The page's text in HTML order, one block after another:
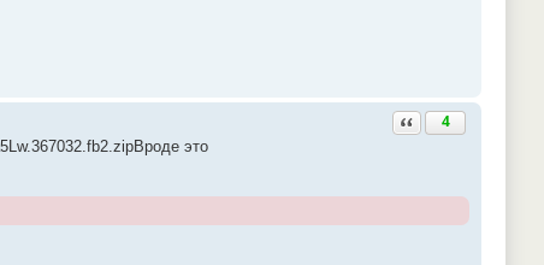
Ответить с цитатой
4
Вроде это